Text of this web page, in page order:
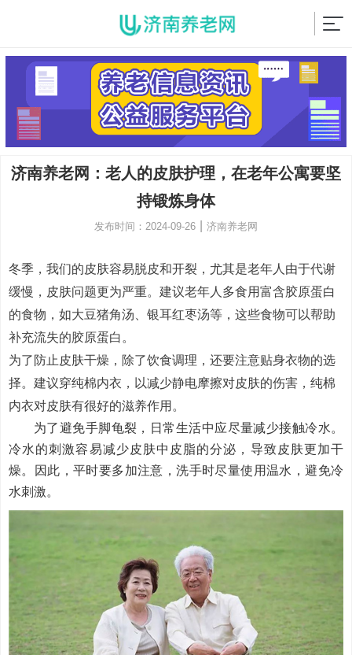
济南养老网：老人的皮肤护理，在老年公寓要坚
持锻炼身体
发布时间：2024-09-26 济南养老网
冬季，我们的皮肤容易脱皮和开裂，尤其是老年人由于代谢
缓慢，皮肤问题更为严重。建议老年人多食用富含胶原蛋白
的食物，如大豆猪角汤、银耳红枣汤等，这些食物可以帮助
补充流失的胶原蛋白。
为了防止皮肤干燥，除了饮食调理，还要注意贴身衣物的选
择。建议穿纯棉内衣，以减少静电摩擦对皮肤的伤害，纯棉
内衣对皮肤有很好的滋养作用。
为了避免手脚龟裂，日常生活中应尽量减少接触冷水。
冷水的刺激容易减少皮肤中皮脂的分泌，导致皮肤更加干
燥。因此，平时要多加注意，洗手时尽量使用温水，避免冷
水刺激。